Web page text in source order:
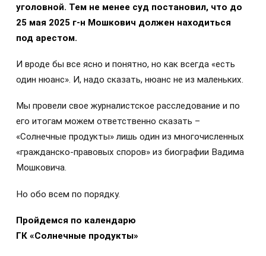
уголовной. Тем не менее суд постановил, что до
25 мая 2025 г-н Мошкович должен находиться
под арестом.
И вроде бы все ясно и понятно, но как всегда «есть
один нюанс». И, надо сказать, нюанс не из маленьких.
Мы провели свое журналистское расследование и по
его итогам можем ответственно сказать –
«Солнечные продукты» лишь один из многочисленных
«гражданско-правовых споров» из биографии Вадима
Мошковича.
Но обо всем по порядку.
Пройдемся по календарю
ГК «Солнечные продукты»